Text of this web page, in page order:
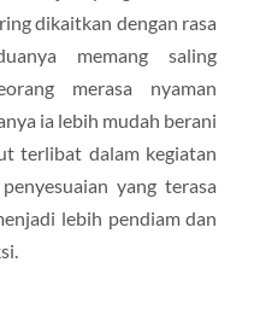
dikaitkan dengan rasa
memang saling
merasa nyaman
ia lebih mudah berani
terlibat dalam kegiatan
yang terasa
lebih pendiam dan